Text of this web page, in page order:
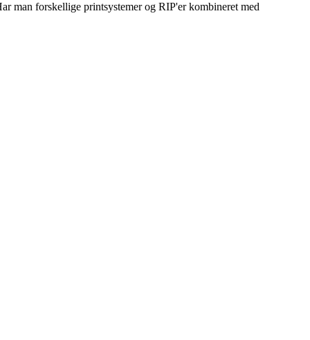
man forskellige printsystemer og RIP'er kombineret med